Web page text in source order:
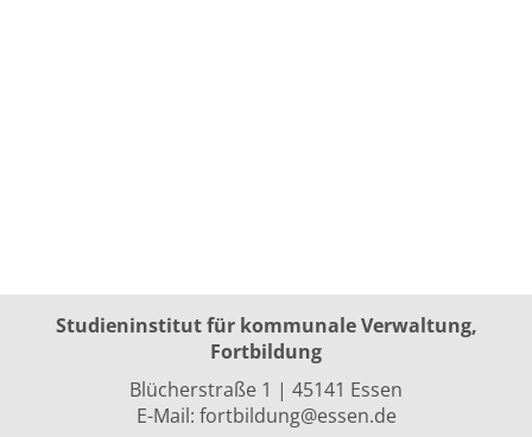
Studieninstitut für kommunale Verwaltung,
Fortbildung
Blücherstraße 1 | 45141 Essen
E-Mail: fortbildung@essen.de